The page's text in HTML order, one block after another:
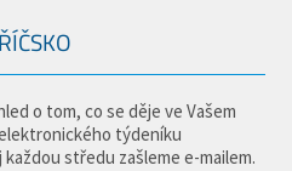
o tom, co se děje ve Vašem
týdeníku
každou středu zašleme e-mailem.